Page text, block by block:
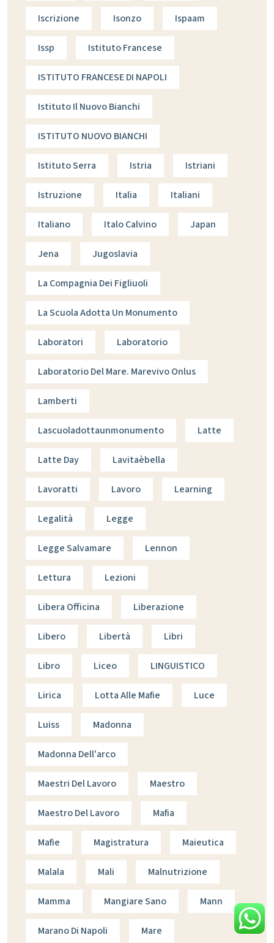
Iscrizione Isonzo Ispaam
Issp Istituto Francese
ISTITUTO FRANCESE DI NAPOLI
Istituto Il Nuovo Bianchi
ISTITUTO NUOVO BIANCHI
Istituto Serra Istria Istriani
Istruzione Italia Italiani
Italiano Italo Calvino Japan
Jena Jugoslavia
La Compagnia Dei Figliuoli
La Scuola Adotta Un Monumento
Laboratori Laboratorio
Laboratorio Del Mare. Marevivo Onlus
Lamberti
Lascuoladottaunmonumento Latte
Latte Day Lavitaèbella
Lavoratti Lavoro Learning
Legalità Legge
Legge Salvamare Lennon
Lettura Lezioni
Libera Officina Liberazione
Libero Libertà Libri
Libro Liceo LINGUISTICO
Lirica Lotta Alle Mafie Luce
Luiss Madonna
Madonna Dell'arco
Maestri Del Lavoro Maestro
Maestro Del Lavoro Mafia
Mafie Magistratura Maieutica
Malala Mali Malnutrizione
Mamma Mangiare Sano Mann
Marano Di Napoli Mare